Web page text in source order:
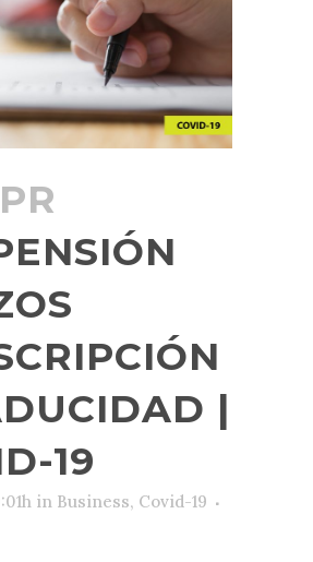
|
19
in Business, Covid-19